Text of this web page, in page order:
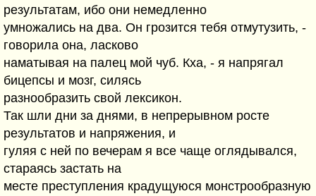
результатам, ибо они немедленно
умножались на два. Он грозится тебя отмутузить, -
говорила она, ласково
наматывая на палец мой чуб. Кха, - я напрягал
бицепсы и мозг, силясь
разнообразить свой лексикон.
Так шли дни за днями, в непрерывном росте
результатов и напряжения, и
гуляя с ней по вечерам я все чаще оглядывался,
стараясь застать на
месте преступления крадущуюся монстрообразную